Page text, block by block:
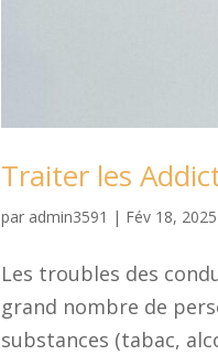
Traiter les
par admin3591 | Fév 18, 2025
Les troubles des
grand nombre de
substances (tabac,